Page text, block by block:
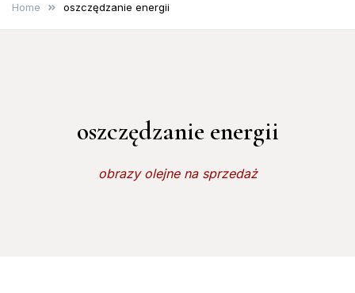
Home oszczędzanie energii
oszczędzanie energii
obrazy olejne na sprzedaż